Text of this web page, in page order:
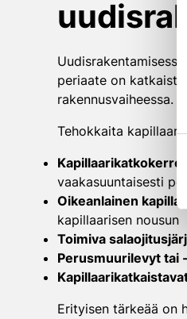
periaate on
rakennusvaiheessa.
Tehokkaita
vaakasuuntaisesti
Oikeanlainen
kapillaarisen nousun
Toimiva
Perusmuurilevyt tai
Erityisen tärkeää on